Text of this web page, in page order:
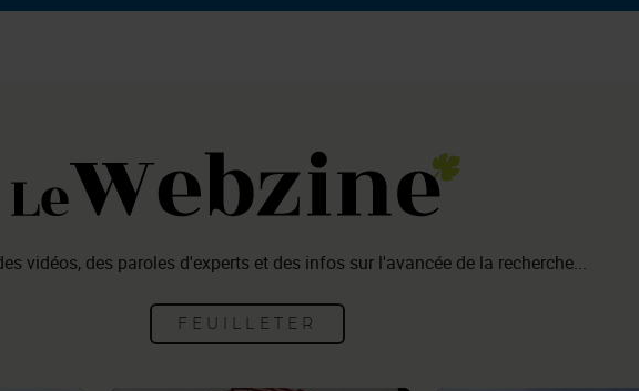
vidéos, des paroles d'experts et des infos sur l'avancée de la recherche...
FEUILLETER